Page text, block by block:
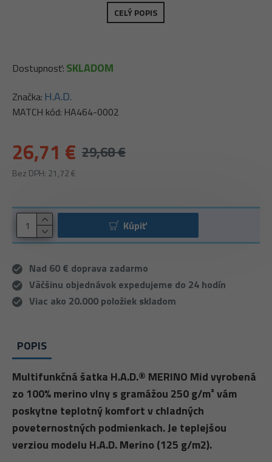
CELÝ POPIS
26,71 € 29,68 €
Bez DPH: 21,72 €
Dostupnosť: SKLADOM
Značka: H.A.D.
MATCH kód: HA464-0002
Kúpiť
Nad 60 € doprava zadarmo
Väčšinu objednávok expedujeme do 24 hodín
Viac ako 20.000 položiek skladom
POPIS
Multifunkčná šatka H.A.D.® MERINO Mid vyrobená
zo 100% merino vlny s gramážou 250 g/m² vám
poskytne teplotný komfort v chladných
poveternostných podmienkach. Je teplejšou
verziou modelu H.A.D. Merino (125 g/m2).